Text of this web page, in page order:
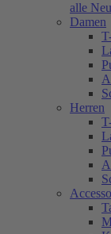
alle
Damen
Herren